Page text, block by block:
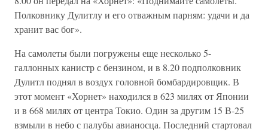
Полковнику Дулитлу и его отважным парням: удачи и да
хранит вас бог».
На самолеты были погружены еще несколько 5-
галлонных канистр с бензином, и в 8.20 подполковник
Дулитл поднял в воздух головной бомбардировщик. В
этот момент «Хорнет» находился в 623 милях от Японии
и в 668 милях от центра Токио. Один за другим 15 В-25
взмыли в небо с палубы авианосца. Последний стартовал